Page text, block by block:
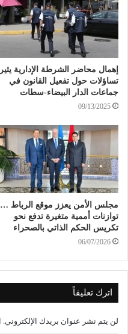
إهمال محاضر الشرطة الإدارية يثير
تساؤلات حول تفعيل القانون في
جماعات الدار البيضاء-سطات
09/13/2025
مجلس الأمن يعزز موقع الرباط …
توازنات أممية متغيرة تدفع نحو
تكريس الحكم الذاتي بالصحراء
06/07/2026
اترك تعليقاً
لن يتم نشر عنوان بريدك الإلكتروني.